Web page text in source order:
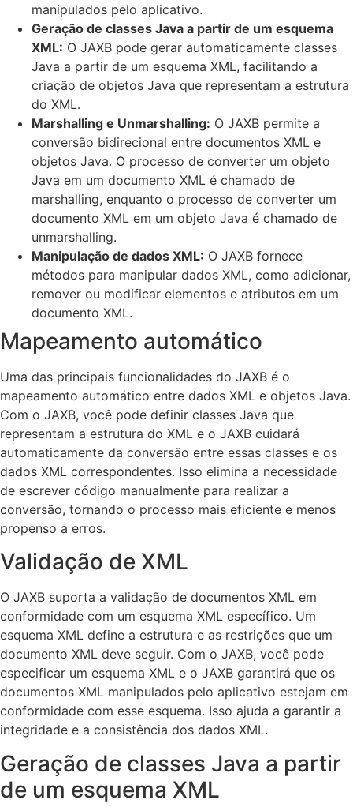
manipulados pelo aplicativo.
Geração de classes Java a partir de um esquema
XML: O JAXB pode gerar automaticamente classes
Java a partir de um esquema XML, facilitando a
criação de objetos Java que representam a estrutura
do XML.
Marshalling e Unmarshalling: O JAXB permite a
conversão bidirecional entre documentos XML e
objetos Java. O processo de converter um objeto
Java em um documento XML é chamado de
marshalling, enquanto o processo de converter um
documento XML em um objeto Java é chamado de
unmarshalling.
Manipulação de dados XML: O JAXB fornece
métodos para manipular dados XML, como adicionar,
remover ou modificar elementos e atributos em um
documento XML.
Mapeamento automático
Uma das principais funcionalidades do JAXB é o
mapeamento automático entre dados XML e objetos Java.
Com o JAXB, você pode definir classes Java que
representam a estrutura do XML e o JAXB cuidará
automaticamente da conversão entre essas classes e os
dados XML correspondentes. Isso elimina a necessidade
de escrever código manualmente para realizar a
conversão, tornando o processo mais eficiente e menos
propenso a erros.
Validação de XML
O JAXB suporta a validação de documentos XML em
conformidade com um esquema XML específico. Um
esquema XML define a estrutura e as restrições que um
documento XML deve seguir. Com o JAXB, você pode
especificar um esquema XML e o JAXB garantirá que os
documentos XML manipulados pelo aplicativo estejam em
conformidade com esse esquema. Isso ajuda a garantir a
integridade e a consistência dos dados XML.
Geração de classes Java a partir
de um esquema XML